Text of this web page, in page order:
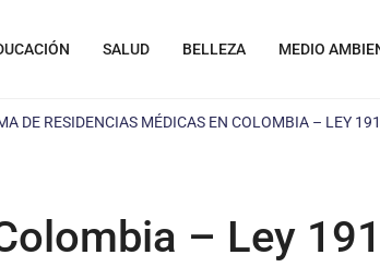
SALUD BELLEZA MEDIO
DE RESIDENCIAS MÉDICAS EN COLOMBIA – LEY
– Ley